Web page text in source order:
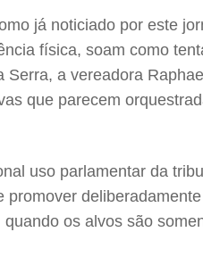
já noticiado por este
física, soam como
a vereadora
que parecem
uso parlamentar da
os alvos são